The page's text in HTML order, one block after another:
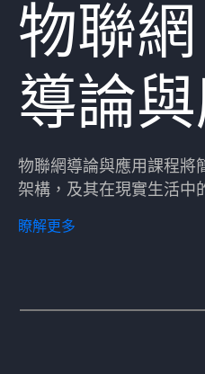
物聯網
導論
物聯網導論與應用課程將
架構，及其在現實生活中
瞭解更多